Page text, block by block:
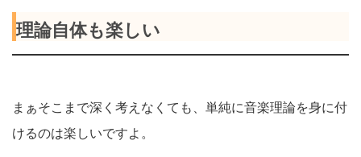
理論自体も楽しい
まぁそこまで深く考えなくても、単純に音楽理論を身に付
けるのは楽しいですよ。